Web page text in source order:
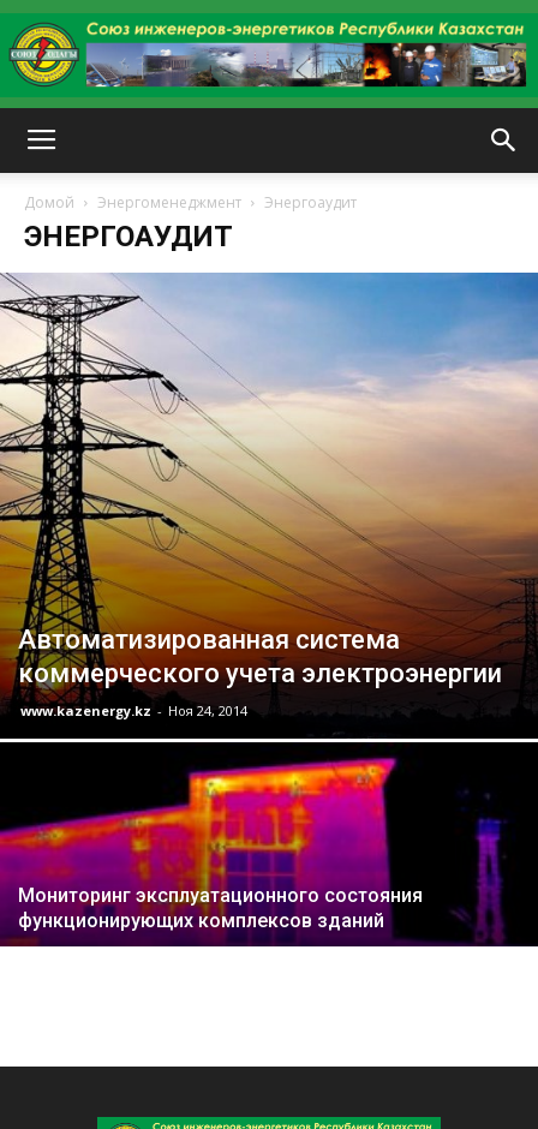
Домой Энергоменеджмент Энергоаудит
ЭНЕРГОАУДИТ
Автоматизированная система
коммерческого учета электроэнергии
www.kazenergy.kz - Ноя 24, 2014
Мониторинг эксплуатационного состояния
функционирующих комплексов зданий